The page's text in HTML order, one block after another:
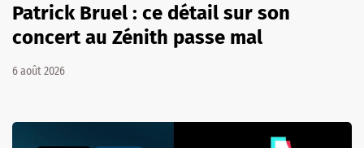
Patrick Bruel : ce détail sur son
concert au Zénith passe mal
6 août 2026